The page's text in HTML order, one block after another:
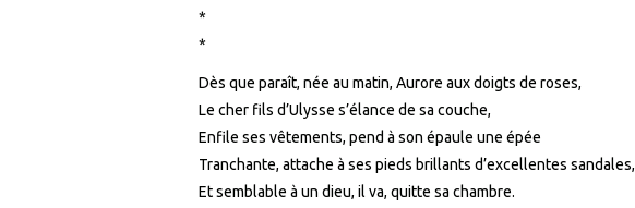
*
*
Dès que paraît, née au matin, Aurore aux doigts de roses,
Le cher fils d’Ulysse s’élance de sa couche,
Enfile ses vêtements, pend à son épaule une épée
Tranchante, attache à ses pieds brillants d’excellentes sandales,
Et semblable à un dieu, il va, quitte sa chambre.